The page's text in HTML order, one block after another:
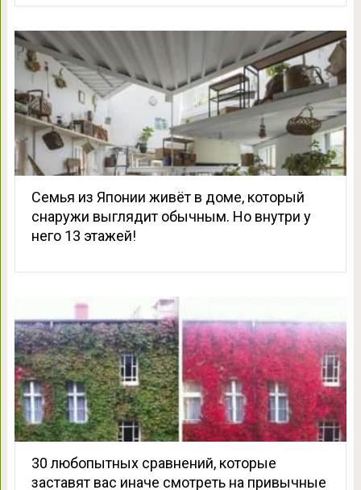
Семья из Японии живёт в доме, который
снаружи выглядит обычным. Но внутри у
него 13 этажей!
30 любопытных сравнений, которые
заставят вас иначе смотреть на привычные